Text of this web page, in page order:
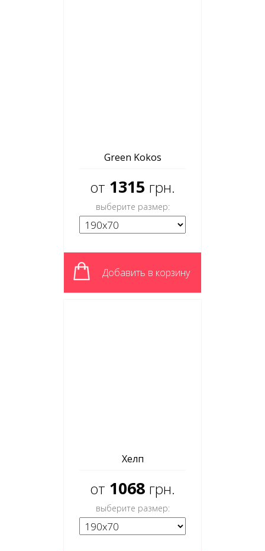
Green Kokos
от 1315 грн.
выберите размер:
Добавить в корзину
Хелп
от 1068 грн.
выберите размер: